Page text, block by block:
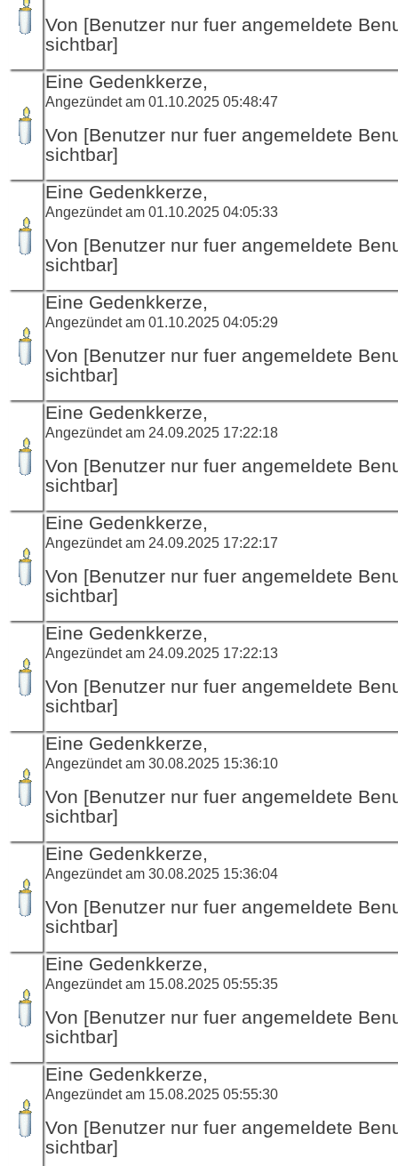
Von [Benutzer nur fuer angemeldete
sichtbar]
Eine Gedenkkerze,
Angezündet am 01.10.2025 05:48:47
Von [Benutzer nur fuer angemeldete
sichtbar]
Eine Gedenkkerze,
Angezündet am 01.10.2025 04:05:33
Von [Benutzer nur fuer angemeldete
sichtbar]
Eine Gedenkkerze,
Angezündet am 01.10.2025 04:05:29
Von [Benutzer nur fuer angemeldete
sichtbar]
Eine Gedenkkerze,
Angezündet am 24.09.2025 17:22:18
Von [Benutzer nur fuer angemeldete
sichtbar]
Eine Gedenkkerze,
Angezündet am 24.09.2025 17:22:17
Von [Benutzer nur fuer angemeldete
sichtbar]
Eine Gedenkkerze,
Angezündet am 24.09.2025 17:22:13
Von [Benutzer nur fuer angemeldete
sichtbar]
Eine Gedenkkerze,
Angezündet am 30.08.2025 15:36:10
Von [Benutzer nur fuer angemeldete
sichtbar]
Eine Gedenkkerze,
Angezündet am 30.08.2025 15:36:04
Von [Benutzer nur fuer angemeldete
sichtbar]
Eine Gedenkkerze,
Angezündet am 15.08.2025 05:55:35
Von [Benutzer nur fuer angemeldete
sichtbar]
Eine Gedenkkerze,
Angezündet am 15.08.2025 05:55:30
Von [Benutzer nur fuer angemeldete
sichtbar]